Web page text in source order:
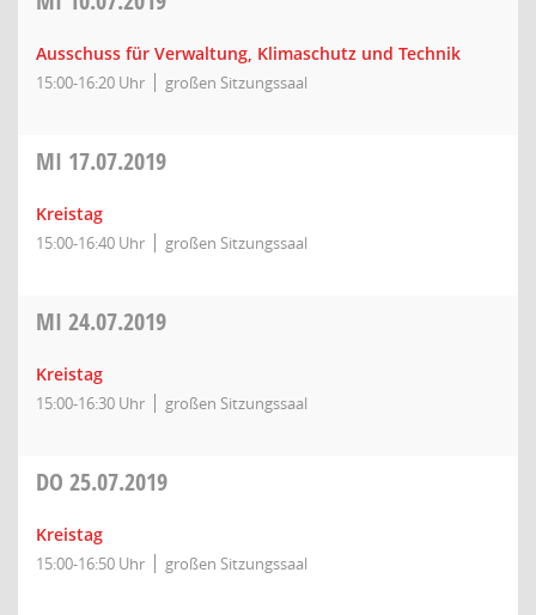
Ausschuss für Verwaltung, Klimaschutz und Technik
15:00-16:20 Uhr großen Sitzungssaal
MI 17.07.2019
Kreistag
15:00-16:40 Uhr großen Sitzungssaal
MI 24.07.2019
Kreistag
15:00-16:30 Uhr großen Sitzungssaal
DO 25.07.2019
Kreistag
15:00-16:50 Uhr großen Sitzungssaal